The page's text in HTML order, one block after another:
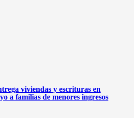
viviendas y escrituras en
a familias de menores ingresos